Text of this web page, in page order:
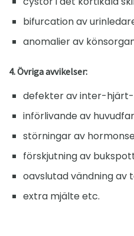
bifurcation av
anomalier av
4. Övriga avvikelser:
defekter av inter-
införlivande av
störningar av
förskjutning av
oavslutad vändning av
extra mjälte etc.